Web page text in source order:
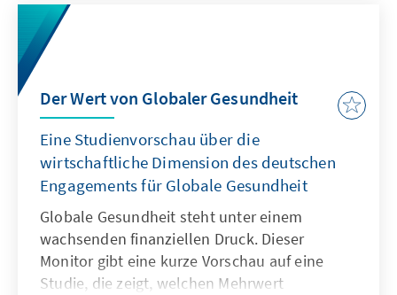
bestimmten Gruppen?
Der Wert von Globaler Gesundheit
Eine Studienvorschau über die
wirtschaftliche Dimension des deutschen
Engagements für Globale Gesundheit
Globale Gesundheit steht unter einem
wachsenden finanziellen Druck. Dieser
Monitor gibt eine kurze Vorschau auf eine
Studie, die zeigt, welchen Mehrwert